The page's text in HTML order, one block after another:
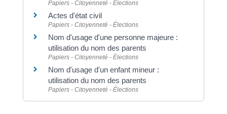
Papiers - Citoyenneté - Élections
Actes d'état civil
Papiers - Citoyenneté - Élections
Nom d'usage d'une personne majeure :
utilisation du nom des parents
Papiers - Citoyenneté - Élections
Nom d'usage d'un enfant mineur :
utilisation du nom des parents
Papiers - Citoyenneté - Élections